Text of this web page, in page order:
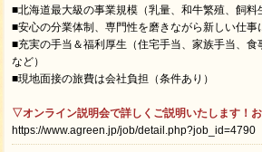
■北海道最大級の事業規模（乳量、和牛繁殖、飼料
■安心の分業体制、専門性を磨きながら新しい仕事
■充実の手当＆福利厚生（住宅手当、家族手当、
など）
■現地面接の旅費は会社負担（条件あり）
▽オンライン説明会で詳しくご説明いたします！
https://www.agreen.jp/job/detail.php?job_id=4790